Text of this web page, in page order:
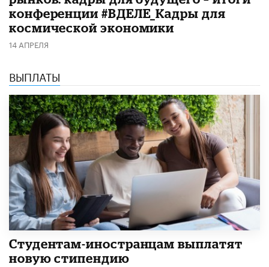
конференции #ВДЕЛЕ_Кадры для
космической экономики
14 АПРЕЛЯ
ВЫПЛАТЫ
Студентам-иностранцам выплатят
новую стипендию